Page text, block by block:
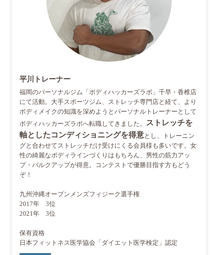
平川トレーナー
福岡のパーソナルジム「ボディハッカーズラボ」千早・香椎店
にて活動。大手スポーツジム、ストレッチ専門店と経て、より
ボディメイクの知識を深めようとパーソナルトレーナーとして
ボディハッカーズラボへ転職してきました。
ストレッチを
軸としたコンディショニングを得意とし、トレーニン
グと合わせてストレッチだけ受けにくる会員様も多いです。女
性の綺麗なボディラインづくりはもちろん、男性の筋力アッ
プ・バルクアップが得意。コンテストで優勝目指す方もどう
ぞ！
九州沖縄オープンメンズフィジーク選手権
2017年 3位
2021年 3位
保有資格
日本フィットネス医学協会「ダイエット医学検定」認定